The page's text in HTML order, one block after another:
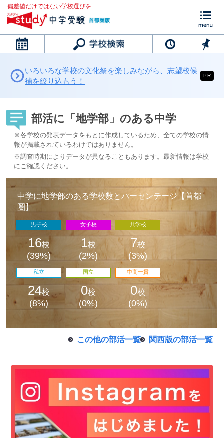
偏差値だけではない学校選びを
カレンダー
最近見た学校
ブックマークした学校はありません
いろいろな学校の文化祭を楽しみながら、志望校候
補を絞り込もう！
PR
部活に「地学部」のある中学
※各学校の発表データをもとに作成しているため、全ての学校の情
報が掲載されているわけではありません。
※調査時期によりデータが異なることもあります。最新情報は学校
にご確認ください。
中学に地学部のある学校数とパーセンテージ【首都
圏】
男子校
16校
(39%)
女子校
1校
(2%)
共学校
7校
(3%)
私立
24校
(8%)
国立
0校
(0%)
中高一貫
0校
(0%)
この他の部活一覧 関西版の部活一覧